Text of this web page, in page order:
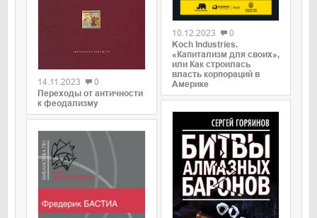
14.11.2023
0
Переходы от античности
к феодализму
10.12.2023
0
Koch Industries.
«Капитализм для своих»,
или Как строилась
власть корпораций в
Америке